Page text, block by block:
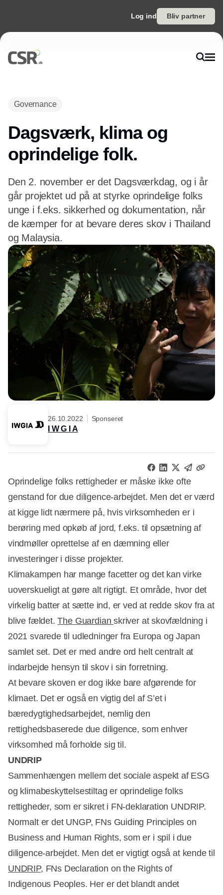
Log ind Bliv partner
Governance
Dagsværk, klima og
oprindelige folk.
Den 2. november er det Dagsværkdag, og i år
går projektet ud på at styrke oprindelige folks
unge i f.eks. sikkerhed og dokumentation, når
de kæmper for at bevare deres skov i Thailand
og Malaysia.
26.10.2022 Sponseret
I W G I A
Oprindelige folks rettigheder er måske ikke ofte
genstand for due diligence-arbejdet. Men det er værd
at kigge lidt nærmere på, hvis virksomheden er i
berøring med opkøb af jord, f.eks. til opsætning af
vindmøller oprettelse af en dæmning eller
investeringer i disse projekter.
Klimakampen har mange facetter og det kan virke
uoverskueligt at gøre alt rigtigt. Et område, hvor det
virkelig batter at sætte ind, er ved at redde skov fra at
blive fældet.The Guardianskriver at skovfældning i
2021 svarede til udledninger fra Europa og Japan
samlet set. Det er med andre ord helt centralt at
indarbejde hensyn til skov i sin forretning.
At bevare skoven er dog ikke bare afgørende for
klimaet. Det er også en vigtig del af S’et i
bæredygtighedsarbejdet, nemlig den
rettighedsbaserede due diligence, som enhver
virksomhed må forholde sig til.
UNDRIP
Sammenhængen mellem det sociale aspekt af ESG
og klimabeskyttelsestiltag er oprindelige folks
rettigheder, som er sikret i FN-deklaration UNDRIP.
Normalt er det UNGP, FNs Guiding Principles on
Business and Human Rights, som er i spil i due
diligence-arbejdet. Men det er vigtigt også at kende til
UNDRIP, FNs Declaration on the Rights of
Indigenous Peoples. Her er det blandt andet